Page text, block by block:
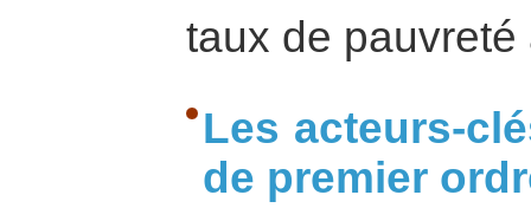
taux de
Les acteurs-
de premier